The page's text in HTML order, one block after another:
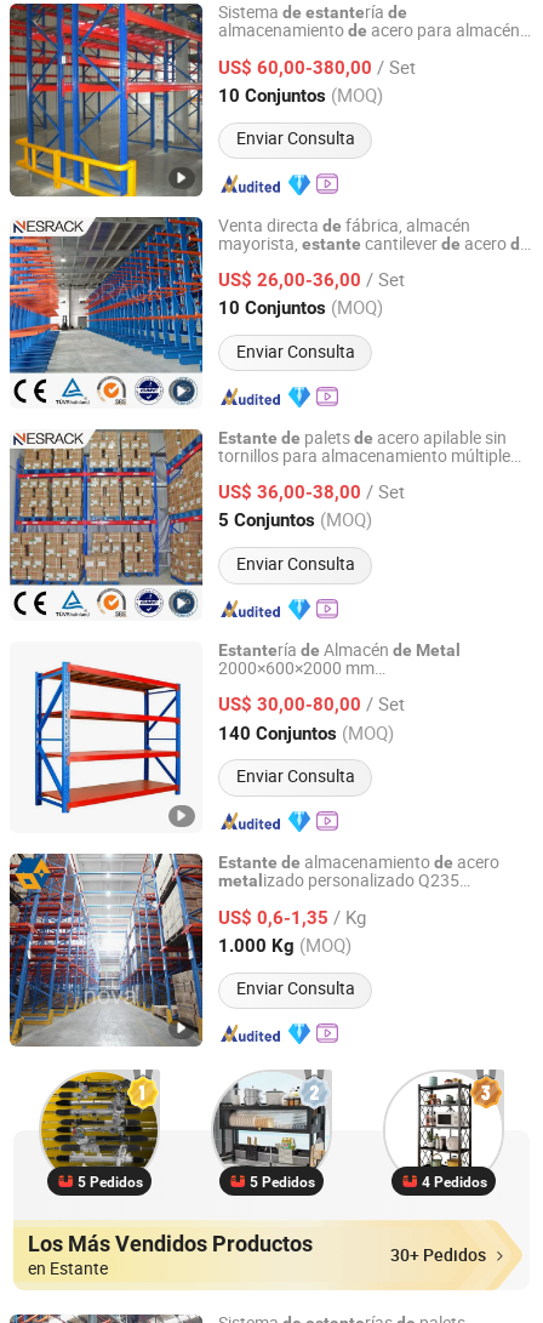
Sistema de estantería de
almacenamientode acero para almacén,
US$ 60,00-380,00 / Set
10 Conjuntos (MOQ)
Enviar Consulta
Beijing Jiuwei Technology Co., Ltd.
Beijing, China Desde 2010
Venta directa de fábrica, almacén
mayorista, estante cantileverde acerode
chapa metálica, tuberíade
manguera hidráulica, rollo
tela
US$ 26,00-36,00 / Set
10 Conjuntos (MOQ)
Enviar Consulta
Shandong Nelson Storage Equipment Co., Ltd.
Shandong, China Desde 2025
Estante de paletsde acero apilable sin
tornillos para almacenamiento múltiple
acerodealta resistencia para
supermercado, exhibición
metal,estantedealmacenamiento en
almacén
US$ 36,00-38,00 / Set
5 Conjuntos (MOQ)
Enviar Consulta
Shandong Nelson Storage Equipment Co., Ltd.
Shandong, China Desde 2025
Estantería de Almacén de Metal
2000×600×2000 mm
AlmacenamientoEstante
Media Carga
US$ 30,00-80,00 / Set
140 Conjuntos (MOQ)
Enviar Consulta
Jiangsu Leqiya Commercial Equipment Co., Ltd.
Jiangsu, China Desde 2025
Estante de almacenamientode acero
metal izado personalizado Q235
almacén, estructura
alta resistencia,estante
para carretilla elevadora
US$ 0,6-1,35 / Kg
1.000 Kg (MOQ)
Enviar Consulta
Jiangsu NOVA Intelligent Logistics Equipment Co., Ltd.
Jiangsu, China Desde 2008
5 Pedidos 5 Pedidos 4 Pedidos
Los Más Vendidos Productos
en Estante
30+ Pedidos